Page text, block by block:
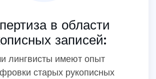
в области
записей:
лингвисты имеют опыт
старых рукописных